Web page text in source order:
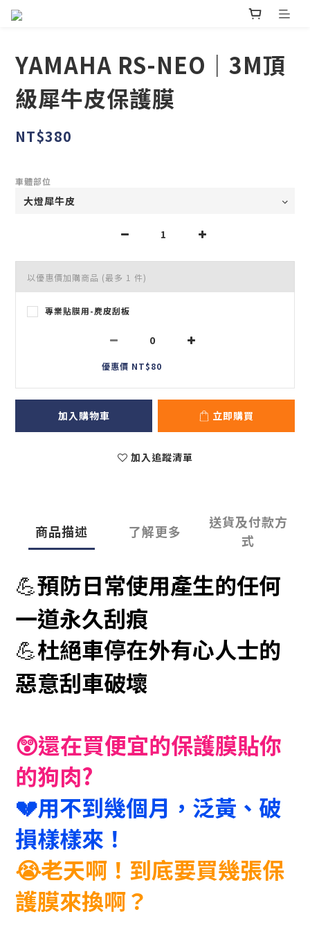
YAMAHA RS-NEO｜3M頂
級犀牛皮保護膜
NT$380
車體部位
以優惠價加購商品 (最多 1 件)
專業貼膜用-麂皮刮板
優惠價 NT$80
加入購物車 立即購買
加入追蹤清單
商品描述 了解更多
送貨及付款方
式
💪預防日常使用產生的任何
一道永久刮痕
💪杜絕車停在外有心人士的
惡意刮車破壞
😲還在買便宜的保護膜貼你
的狗肉?
💔用不到幾個月，泛黃、破
損樣樣來！
😭老天啊！到底要買幾張保
護膜來換啊？